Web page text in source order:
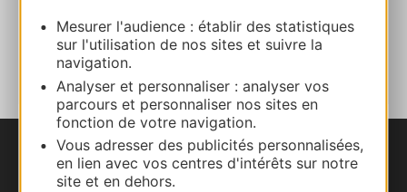
Mesurer l'audience : établir des statistiques
sur l'utilisation de nos sites et suivre la
navigation.
Analyser et personnaliser : analyser vos
parcours et personnaliser nos sites en
fonction de votre navigation.
Vous adresser des publicités personnalisées,
en lien avec vos centres d'intérêts sur notre
site et en dehors.
AJOUTER
AU CARNET
Nous contacter